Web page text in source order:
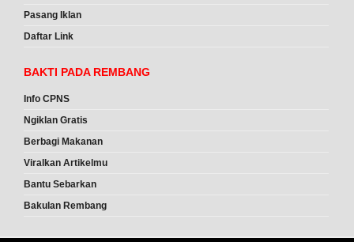
Pasang Iklan
Daftar Link
BAKTI PADA REMBANG
Info CPNS
Ngiklan Gratis
Berbagi Makanan
Viralkan Artikelmu
Bantu Sebarkan
Bakulan Rembang